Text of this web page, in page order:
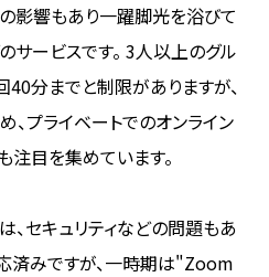
影響もあり一躍脚光を浴びて
サービスです。 3人以上のグル
分までと制限がありますが、
プライベートでのオンライン
注目を集めています。
、セキュリティなどの問題もあ
済みですが、一時期は"Zoom